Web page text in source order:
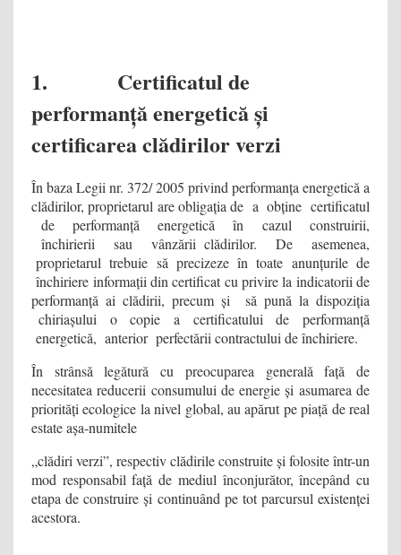
1. Certificatul de
performanță energetică și
certificarea clădirilor verzi
În baza Legii nr. 372/ 2005 privind performanța energetică a
clădirilor, proprietarul are obligația de a obține certificatul
de performanță energetică în cazul construirii,
închirierii sau vânzării clădirilor. De asemenea,
proprietarul trebuie să precizeze în toate anunțurile de
închiriere informații din certificat cu privire la indicatorii de
performanță ai clădirii, precum și să pună la dispoziția
chiriașului o copie a certificatului de performanță
energetică, anterior perfectării contractului de închiriere.
În strânsă legătură cu preocuparea generală față de
necesitatea reducerii consumului de energie și asumarea de
priorități ecologice la nivel global, au apărut pe piață de real
estate așa-numitele
„clădiri verzi”, respectiv clădirile construite și folosite într-un
mod responsabil față de mediul înconjurător, începând cu
etapa de construire și continuând pe tot parcursul existenței
acestora.